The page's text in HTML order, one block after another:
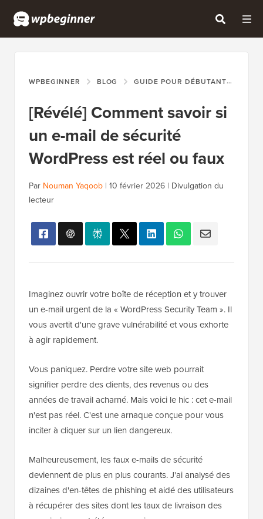
WPBEGINNER BLOG GUIDE POUR DÉBUTANTS
[Révélé] Comment savoir si
un e-mail de sécurité
WordPress est réel ou faux
Par Nouman Yaqoob | 10 février 2026 | Divulgation du
lecteur
Imaginez ouvrir votre boîte de réception et y trouver
un e-mail urgent de la « WordPress Security Team ». Il
vous avertit d'une grave vulnérabilité et vous exhorte
à agir rapidement.
Vous paniquez. Perdre votre site web pourrait
signifier perdre des clients, des revenus ou des
années de travail acharné. Mais voici le hic : cet e-mail
n'est pas réel. C'est une arnaque conçue pour vous
inciter à cliquer sur un lien dangereux.
Malheureusement, les faux e-mails de sécurité
deviennent de plus en plus courants. J'ai analysé des
dizaines d'en-têtes de phishing et aidé des utilisateurs
à récupérer des sites dont les taux de livraison des